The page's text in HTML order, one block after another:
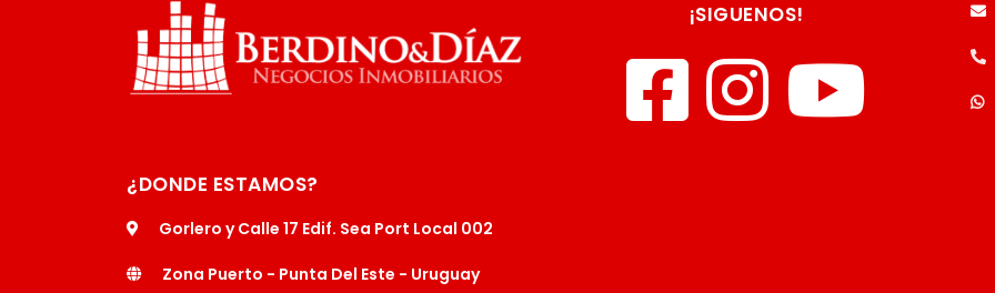
¡SIGUENOS!
¿DONDE ESTAMOS?
Gorlero y Calle 17 Edif. Sea Port Local 002
Zona Puerto - Punta Del Este - Uruguay